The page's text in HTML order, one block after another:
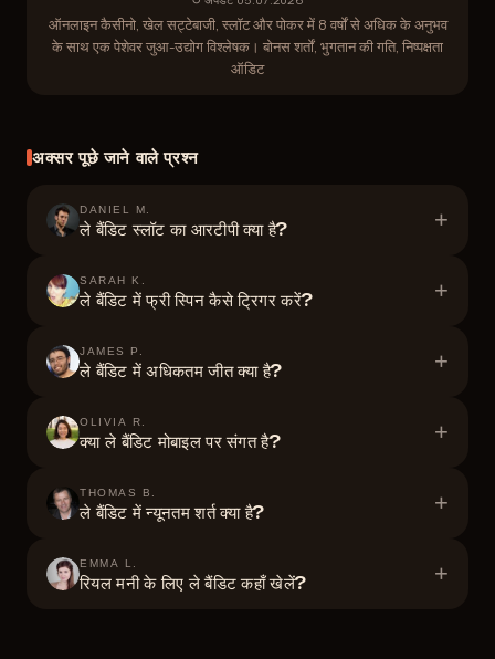
ऑनलाइन कैसीनो, खेल सट्टेबाजी, स्लॉट और पोकर में 8 वर्षों से अधिक के अनुभव
के साथ एक पेशेवर जुआ-उद्योग विश्लेषक। बोनस शर्तों, भुगतान की गति, निष्पक्षता
ऑडिट
अक्सर पूछे जाने वाले प्रश्न
DANIEL M.
ले बैंडिट स्लॉट का आरटीपी क्या है? +
SARAH K.
ले बैंडिट में फ्री स्पिन कैसे ट्रिगर करें? +
JAMES P.
ले बैंडिट में अधिकतम जीत क्या है? +
OLIVIA R.
क्या ले बैंडिट मोबाइल पर संगत है? +
THOMAS B.
ले बैंडिट में न्यूनतम शर्त क्या है? +
EMMA L.
रियल मनी के लिए ले बैंडिट कहाँ खेलें? +